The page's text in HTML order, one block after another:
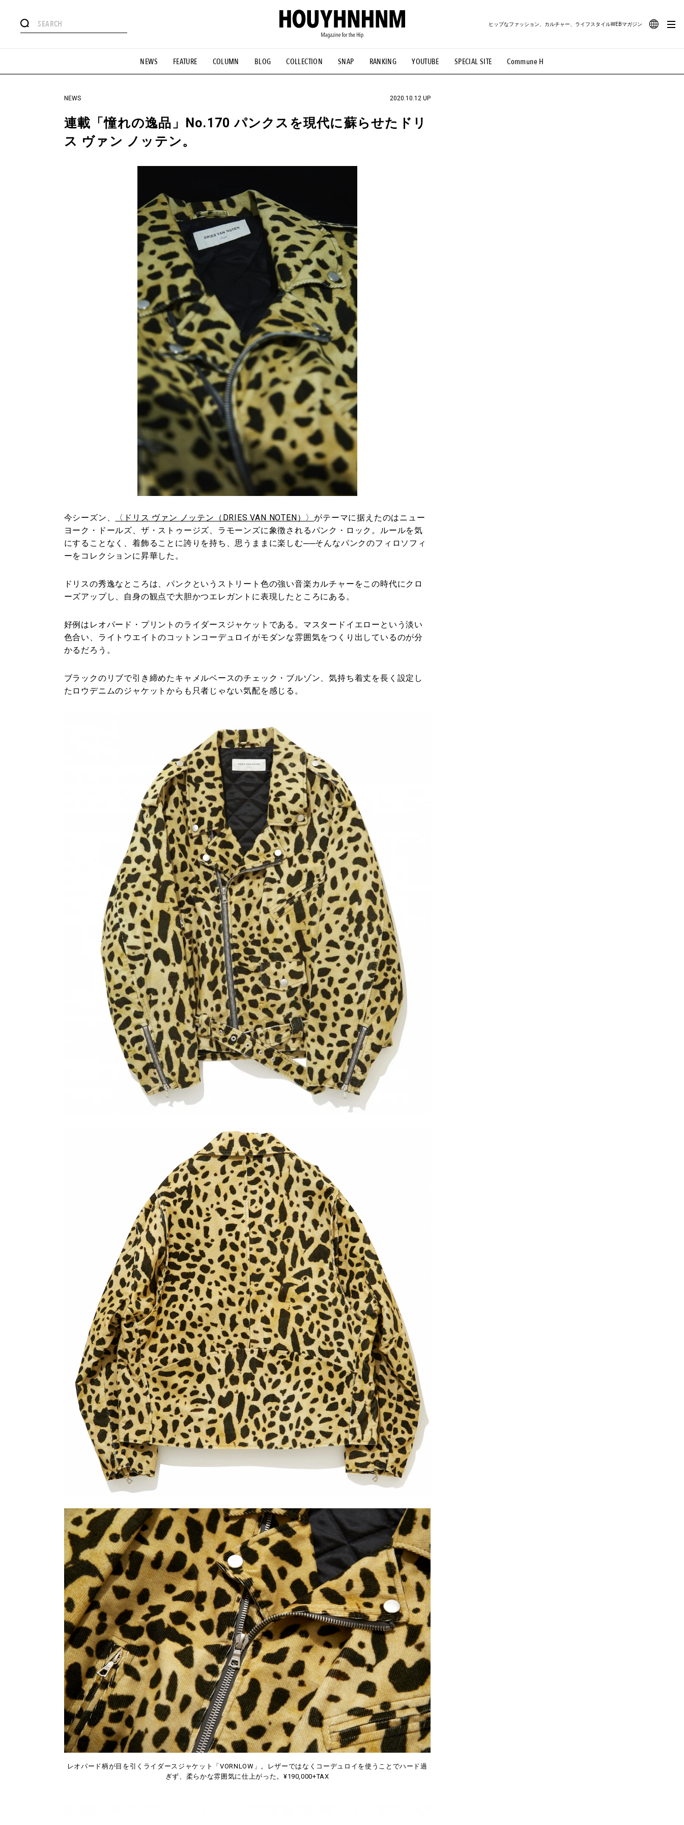
NEWS FEATURE COLUMN BLOG COLLECTION SNAP RANKING YOUTUBE SPECIAL SITE Commune H
ヒップなファッション、カルチャー、ライフスタイルWEBマガジン
#憧れの逸品 #ESSENTIAL DESIGNS #古着サミット #NEW VINTAGE #マイナーグッド図鑑 #路地裏てぃーん。 #MONTHLY JOURNAL
#GH 銘品の所以 #フイナムのYouTube #Commune H #FOCUS IT #AH.H #ととけん #FASHION #MUSIC #MOVIE #LIFESTYLE #SNEAKER #OUTDOOR
#HANDSOME HANDBOOK
NEWS 2020.10.12 UP
連載「憧れの逸品」No.170 パンクスを現代に蘇らせたドリ
ス ヴァン ノッテン。
今シーズン、 〈ドリス ヴァン ノッテン（DRIES VAN NOTEN）〉 がテーマに据えたのはニュー
ヨーク・ドールズ、ザ・ストゥージズ、ラモーンズに象徴されるパンク・ロック。ルールを気
にすることなく、着飾ることに誇りを持ち、思うままに楽しむ──そんなパンクのフィロソフィ
ーをコレクションに昇華した。
ドリスの秀逸なところは、パンクというストリート色の強い音楽カルチャーをこの時代にクロ
ーズアップし、自身の観点で大胆かつエレガントに表現したところにある。
好例はレオパード・プリントのライダースジャケットである。マスタードイエローという淡い
色合い、ライトウエイトのコットンコーデュロイがモダンな雰囲気をつくり出しているのが分
かるだろう。
ブラックのリブで引き締めたキャメルベースのチェック・ブルゾン、気持ち着丈を長く設定し
たロウデニムのジャケットからも只者じゃない気配を感じる。
レオパード柄が目を引くライダースジャケット「VORNLOW」。レザーではなくコーデュロイを使うことでハード過
ぎず、柔らかな雰囲気に仕上がった。¥190,000+TAX